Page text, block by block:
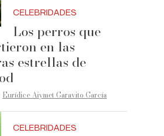
CELEBRIDADES
Los perros que
en las
estrellas de
Eurídice Aiymet Garavito García
CELEBRIDADES